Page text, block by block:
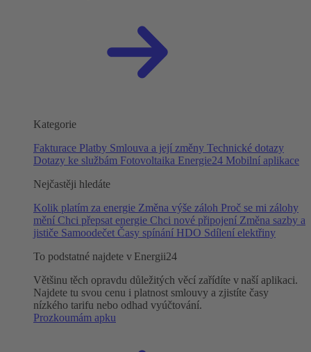
Kategorie
Fakturace Platby Smlouva a její změny Technické dotazy
Dotazy ke službám Fotovoltaika Energie24 Mobilní aplikace
Nejčastěji hledáte
Kolik platím za energie Změna výše záloh Proč se mi zálohy
mění Chci přepsat energie Chci nové připojení Změna sazby a
jističe Samoodečet Časy spínání HDO Sdílení elektřiny
To podstatné najdete v Energii24
Většinu těch opravdu důležitých věcí zařídíte v naší aplikaci.
Najdete tu svou cenu i platnost smlouvy a zjistíte časy
nízkého tarifu nebo odhad vyúčtování.
Prozkoumám apku